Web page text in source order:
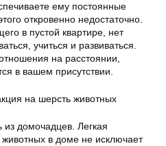
ему постоянные
откровенно недостаточно.
в пустой квартире, нет
учиться и развиваться.
на расстоянии,
в вашем присутствии.
на шерсть животных
из домочадцев. Легкая
в доме не исключает